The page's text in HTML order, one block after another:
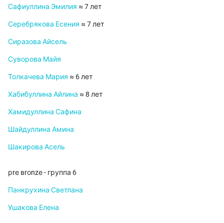
Сафиуллина Эмилия ≈ 7 лет
Серебрякова Есения ≈ 7 лет
Сиразова Айсель
Суворова Майя
Толкачева Мария ≈ 6 лет
Хабибуллина Айлина ≈ 8 лет
Хамидуллина Сафина
Шайдуллина Амина
Шакирова Асель
рrе вrоnzе - группа 6
Панкрухина Светлана
Ушакова Елена